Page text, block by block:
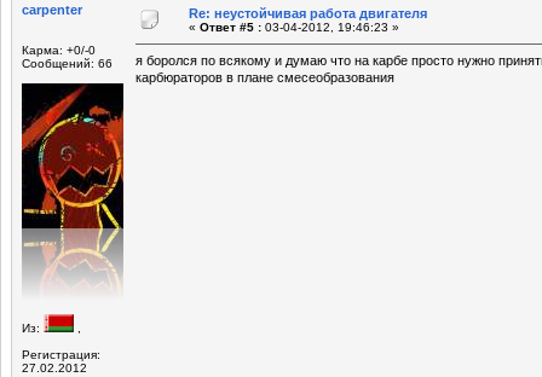
carpenter
Карма: +0/-0
Сообщений: 66
Из:
Регистрация:
27.02.2012
Re: неустойчивая работа двигателя
« Ответ #5 : 03-04-2012, 19:46:23 »
я боролся по всякому и думаю что на карбе просто нужно
карбюраторов в плане смесеобразования